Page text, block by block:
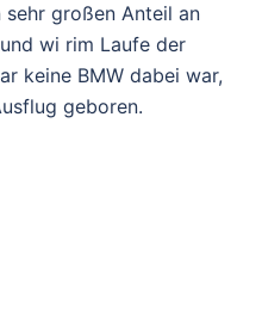
sehr großen Anteil an
wi rim Laufe der
keine BMW dabei war,
geboren.